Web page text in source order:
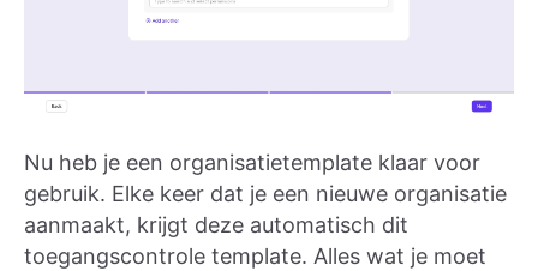
Nu heb je een organisatietemplate klaar voor
gebruik. Elke keer dat je een nieuwe organisatie
aanmaakt, krijgt deze automatisch dit
toegangscontrole template. Alles wat je moet